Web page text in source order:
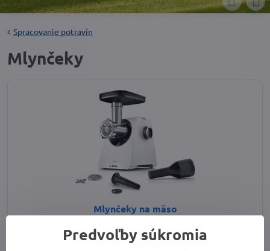
Spracovanie potravín
Mlynčeky
Mlynčeky na mäso
Predvoľby súkromia